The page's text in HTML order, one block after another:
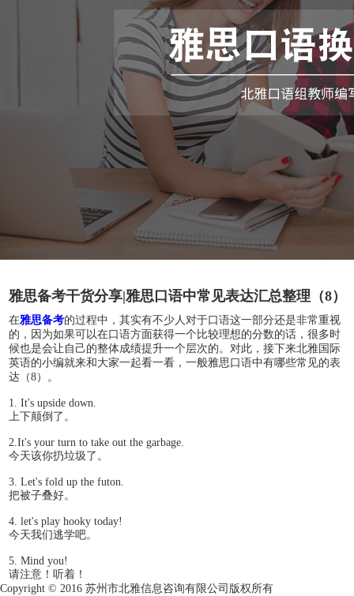
雅思备考干货分享|雅思口语中常见表达汇总整理（8）
在雅思备考的过程中，其实有不少人对于口语这一部分还是非常重视
的，因为如果可以在口语方面获得一个比较理想的分数的话，很多时
候也是会让自己的整体成绩提升一个层次的。对此，接下来北雅国际
英语的小编就来和大家一起看一看，一般雅思口语中有哪些常见的表
达（8）。
1. It's upside down.
上下颠倒了。
2.It's your turn to take out the garbage.
今天该你扔垃圾了。
3. Let's fold up the futon.
把被子叠好。
4. let's play hooky today!
今天我们逃学吧。
5. Mind you!
请注意！听着！
Copyright © 2016 苏州市北雅信息咨询有限公司版权所有